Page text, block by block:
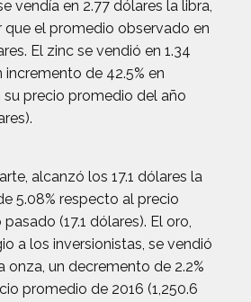
vendía en 2.77 dólares la libra,
que el promedio observado en
El zinc se vendió en 1.34
incremento de 42.5% en
precio promedio del año
alcanzó los 17.1 dólares la
5.08% respecto al precio
(17.1 dólares). El oro,
a los inversionistas, se vendió
onza, un decremento de 2.2%
promedio de 2016 (1,250.6